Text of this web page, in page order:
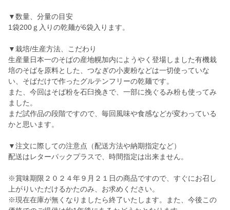
▼数量、分量の目安
1袋200ｇ入りの乾麺が6袋入ります。
▼栽培/生産方法、こだわり
生産量日本一のそばの産地幌加内にようやく登場しました有機栽
培のそばを原料とした、つなぎの小麦粉などは一切使っていな
い、そばだけで作ったグルテンフリーの乾麺です。
また、今回はそば粉を石臼挽きで、一部に挽ぐるみ粉も使ってみ
ました。
まだ試作品の段階ですので、毎回風味や食感などが変わっている
かと思います。
▼注文に際しての注意点（配送方法や納期指定など）
配送はレターパックプラスで、時間指定は出来ません。
※賞味期限２０２４年９月２１日の商品ですので、すぐにお召し
上がりいただけるかたのみ、お求めください。
※現在在庫が無くなりましたら終了いたします。また、今後この